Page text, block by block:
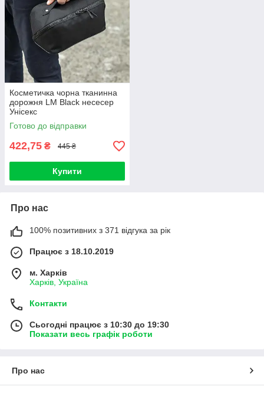
Косметичка чорна тканинна
дорожня LM Black несесер
Унісекс
Готово до відправки
422,75 ₴ 445 ₴
Купити
Про нас
100% позитивних з 371 відгука за рік
Працює з 18.10.2019
м. Харків
Харків, Україна
Контакти
Сьогодні працює з 10:30 до 19:30
Показати весь графік роботи
Про нас